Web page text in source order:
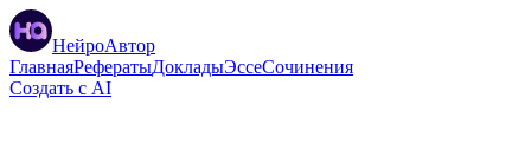
НейроАвтор
ГлавнаяРефератыДокладыЭссеСочинения
Создать с AI